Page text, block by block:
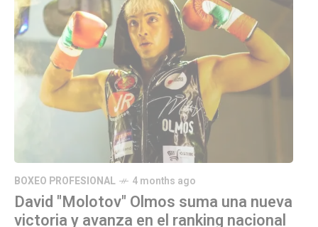
BOXEO PROFESIONAL 4 months ago
David "Molotov" Olmos suma una nueva
victoria y avanza en el ranking nacional